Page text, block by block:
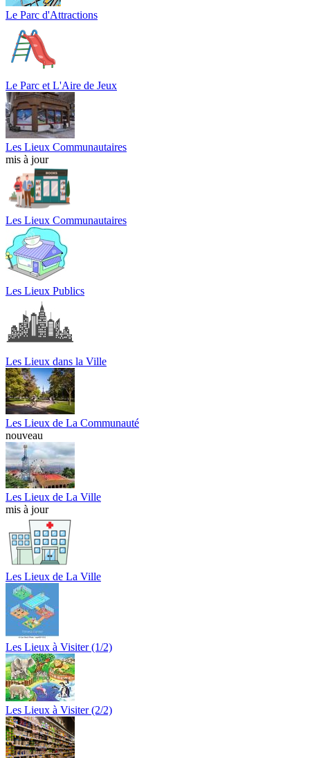
Le Parc d'Attractions
Le Parc et L'Aire de Jeux
Les Lieux Communautaires
mis à jour
Les Lieux Communautaires
Les Lieux Publics
Les Lieux dans la Ville
Les Lieux de La Communauté
nouveau
Les Lieux de La Ville
mis à jour
Les Lieux de La Ville
Les Lieux à Visiter (1/2)
Les Lieux à Visiter (2/2)